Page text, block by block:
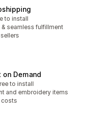
250
to install
seamless fulfillment
Demand
3706
to install
and embroidery items
costs